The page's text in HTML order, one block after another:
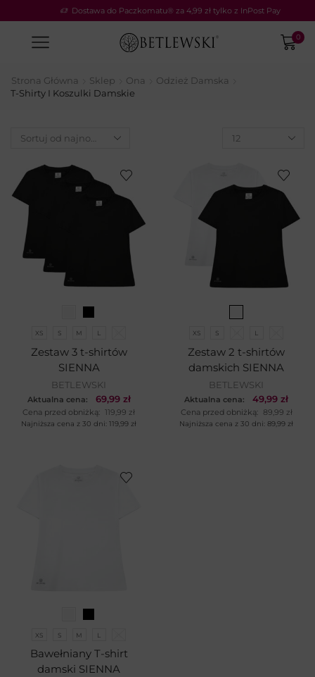
Dostawa do Paczkomatu® za 4,99 zł tylko z InPost Pay
0
Strona Główna Sklep Ona
Odzież Damska
T-Shirty I Koszulki Damskie
XS S M L
Zestaw 3 t-shirtów
SIENNA
BETLEWSKI
Aktualna cena: 69,99 zł
Cena przed obniżką: 119,99 zł
Najniższa cena z 30 dni: 119,99 zł
XS S L
Zestaw 2 t-shirtów
damskich SIENNA
BETLEWSKI
Aktualna cena: 49,99 zł
Cena przed obniżką: 89,99 zł
Najniższa cena z 30 dni: 89,99 zł
XS S M L
Bawełniany T-shirt
damski SIENNA